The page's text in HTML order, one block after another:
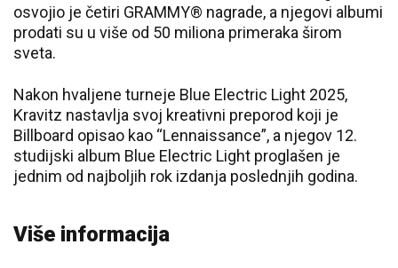
osvojio je četiri GRAMMY® nagrade, a njegovi albumi
prodati su u više od 50 miliona primeraka širom
sveta.
Nakon hvaljene turneje Blue Electric Light 2025,
Kravitz nastavlja svoj kreativni preporod koji je
Billboard opisao kao “Lennaissance”, a njegov 12.
studijski album Blue Electric Light proglašen je
jednim od najboljih rok izdanja poslednjih godina.
Više informacija